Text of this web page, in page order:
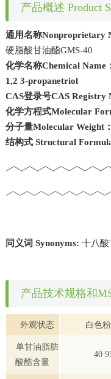
产品概述 Product
通用名称Nonproprietary
硬脂酸甘油酯GMS-40
化学名称Chemical Name：
1,2 3-propanetriol
CAS登录号CAS Registry
化学方程式Molecular
分子量Molecular Weight：
结构式 Structural
同义词 Synonyms: 十八
产品技术规格和
外观状态 白色
单甘油脂肪
酸酷含量
40